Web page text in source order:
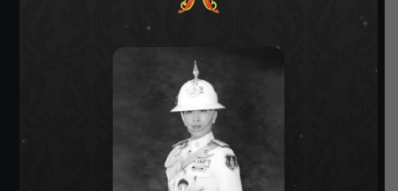
SIAMRATH VARIETY